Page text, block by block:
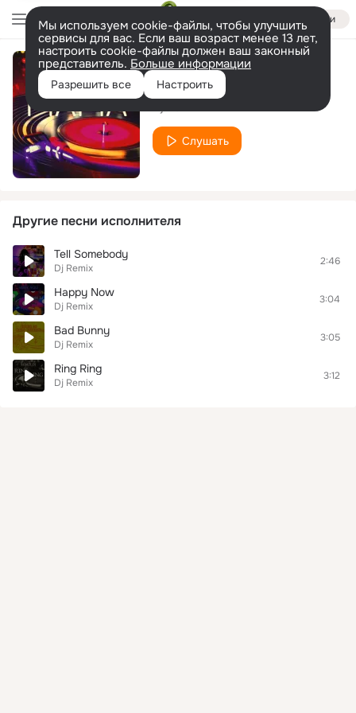
Войти
Мы используем cookie-файлы, чтобы улучшить
сервисы для вас. Если ваш возраст менее 13 лет,
настроить cookie-файлы должен ваш законный
представитель. Больше информации
Разрешить все Настроить
Mama
Слушать
Другие песни исполнителя
Tell Somebody
Dj Remix
2:46
Happy Now
Dj Remix
3:04
Bad Bunny
Dj Remix
3:05
Ring Ring
Dj Remix
3:12